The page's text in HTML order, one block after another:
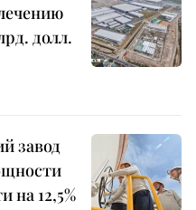
долл.
завод
на 12,5%